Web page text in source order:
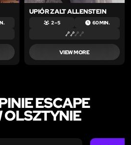
UPIÓR Z ALT ALLENSTEIN
2 – 5 60 MIN.
VIEW MORE
ESCAPE
OLSZTYNIE